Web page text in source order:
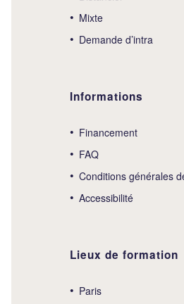
Mixte
Demande d’intra
Informations
Financement
FAQ
Conditions générales
Accessibilité
Lieux de formation
Paris